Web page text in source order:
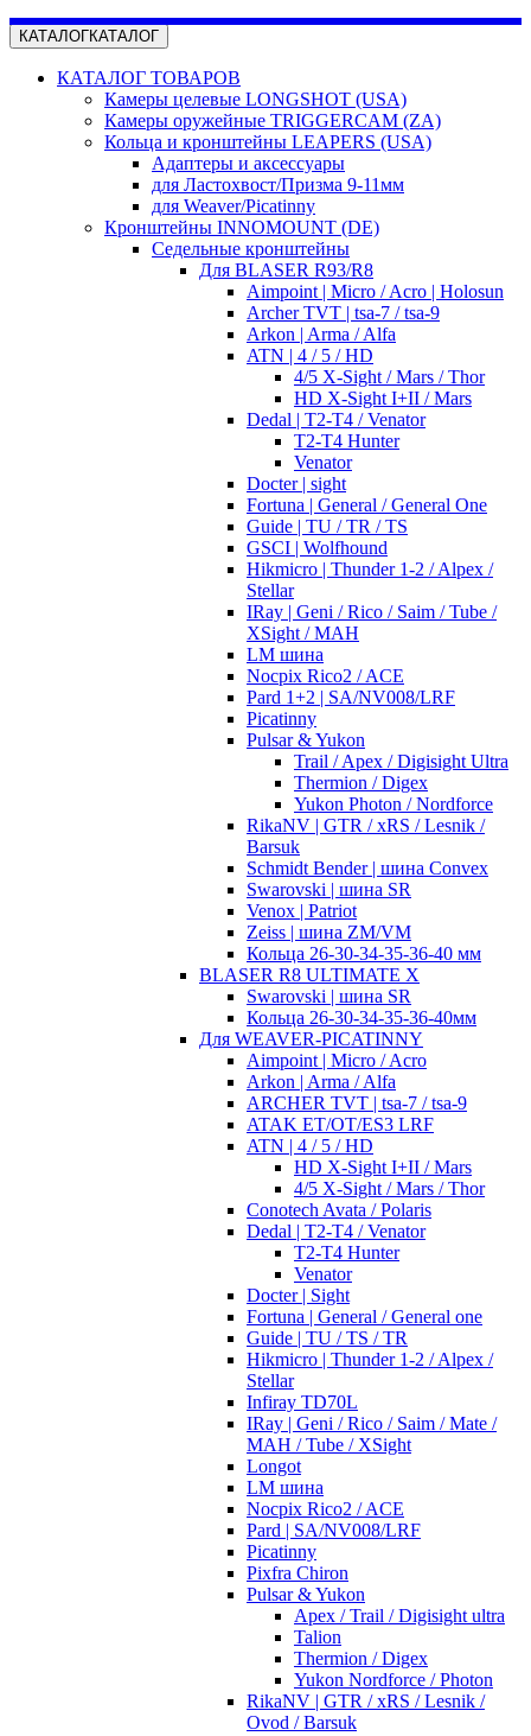
КАТАЛОГКАТАЛОГ
КАТАЛОГ ТОВАРОВ
Камеры целевые LONGSHOT (USA)
Камеры оружейные TRIGGERCAM (ZA)
Кольца и кронштейны LEAPERS (USA)
Адаптеры и аксессуары
для Ластохвост/Призма 9-11мм
для Weaver/Picatinny
Кронштейны INNOMOUNT (DE)
Седельные кронштейны
Для BLASER R93/R8
Aimpoint | Micro / Acro | Holosun
Archer TVT | tsa-7 / tsa-9
Arkon | Arma / Alfa
ATN | 4 / 5 / HD
4/5 X-Sight / Mars / Thor
HD X-Sight I+II / Mars
Dedal | T2-T4 / Venator
T2-T4 Hunter
Venator
Docter | sight
Fortuna | General / General One
Guide | TU / TR / TS
GSCI | Wolfhound
Hikmicro | Thunder 1-2 / Alpex /
Stellar
IRay | Geni / Rico / Saim / Tube /
XSight / MAH
LM шина
Nocpix Rico2 / ACE
Pard 1+2 | SA/NV008/LRF
Picatinny
Pulsar & Yukon
Trail / Apex / Digisight Ultra
Thermion / Digex
Yukon Photon / Nordforce
RikaNV | GTR / xRS / Lesnik /
Barsuk
Schmidt Bender | шина Convex
Swarovski | шина SR
Venox | Patriot
Zeiss | шина ZM/VM
Кольца 26-30-34-35-36-40 мм
BLASER R8 ULTIMATE X
Swarovski | шина SR
Кольца 26-30-34-35-36-40мм
Для WEAVER-PICATINNY
Aimpoint | Micro / Acro
Arkon | Arma / Alfa
ARCHER TVT | tsa-7 / tsa-9
ATAK ET/OT/ES3 LRF
ATN | 4 / 5 / HD
HD X-Sight I+II / Mars
4/5 X-Sight / Mars / Thor
Conotech Avata / Polaris
Dedal | T2-T4 / Venator
T2-T4 Hunter
Venator
Docter | Sight
Fortuna | General / General one
Guide | TU / TS / TR
Hikmicro | Thunder 1-2 / Alpex /
Stellar
Infiray TD70L
IRay | Geni / Rico / Saim / Mate /
MAH / Tube / XSight
Longot
LM шина
Nocpix Rico2 / ACE
Pard | SA/NV008/LRF
Picatinny
Pixfra Chiron
Pulsar & Yukon
Apex / Trail / Digisight ultra
Talion
Thermion / Digex
Yukon Nordforce / Photon
RikaNV | GTR / xRS / Lesnik /
Ovod / Barsuk